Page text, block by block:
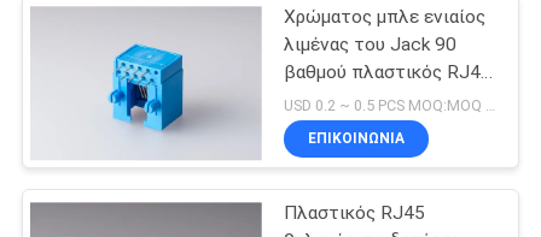
Χρώματος μπλε ενιαίος
λιμένας του Jack 90
βαθμού πλαστικός RJ45
θηλυκός 8P8C καμία
ασπίδα
ΕΠΙΚΟΙΝΩΝΊΑ
Πλαστικός RJ45